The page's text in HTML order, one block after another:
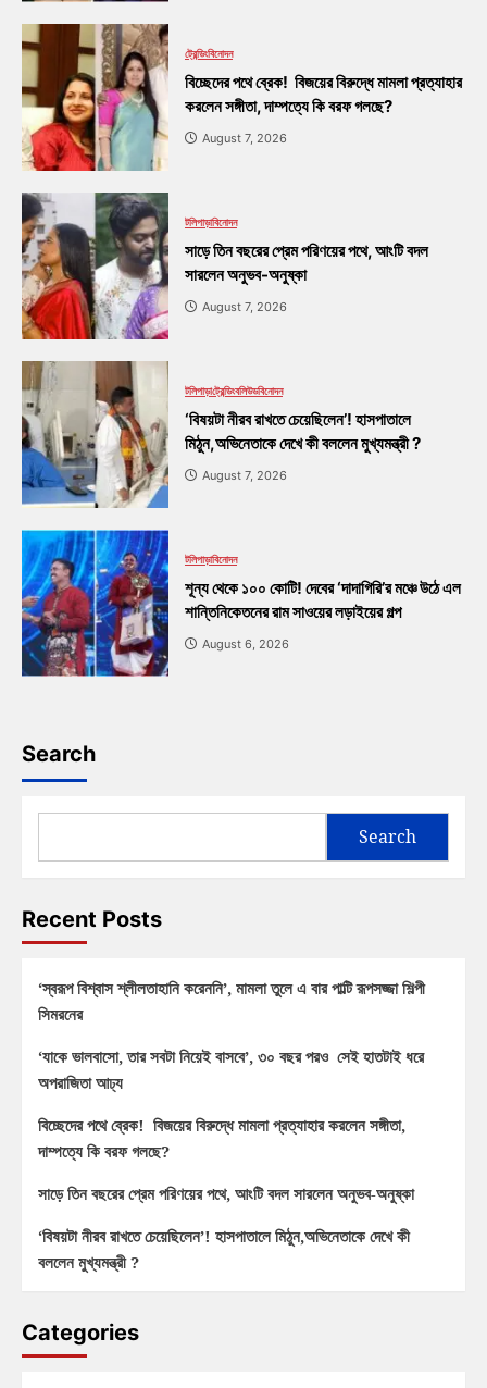
ট্রেন্ডিংবিনোদন
বিচ্ছেদের পথে ব্রেক! বিজয়ের বিরুদ্ধে মামলা প্রত্যাহার
করলেন সঙ্গীতা, দাম্পত্যে কি বরফ গলছে?
August 7, 2026
টলিপাড়াবিনোদন
সাড়ে তিন বছরের প্রেম পরিণয়ের পথে, আংটি বদল
সারলেন অনুভব-অনুষ্কা
August 7, 2026
টলিপাড়াট্রেন্ডিংবলিউডবিনোদন
‘বিষয়টা নীরব রাখতে চেয়েছিলেন’! হাসপাতালে
মিঠুন,অভিনেতাকে দেখে কী বললেন মুখ্যমন্ত্রী ?
August 7, 2026
টলিপাড়াবিনোদন
শূন্য থেকে ১০০ কোটি! দেবের ‘দাদাগিরি’র মঞ্চে উঠে এল
শান্তিনিকেতনের রাম সাওয়ের লড়াইয়ের গল্প
August 6, 2026
Search
Search
Recent Posts
‘স্বরূপ বিশ্বাস শ্লীলতাহানি করেননি’, মামলা তুলে এ বার পাল্টি রূপসজ্জা শিল্পী
সিমরনের
‘যাকে ভালবাসো, তার সবটা নিয়েই বাসবে’, ৩০ বছর পরও সেই হাতটাই ধরে
অপরাজিতা আঢ্য
বিচ্ছেদের পথে ব্রেক! বিজয়ের বিরুদ্ধে মামলা প্রত্যাহার করলেন সঙ্গীতা,
দাম্পত্যে কি বরফ গলছে?
সাড়ে তিন বছরের প্রেম পরিণয়ের পথে, আংটি বদল সারলেন অনুভব-অনুষ্কা
‘বিষয়টা নীরব রাখতে চেয়েছিলেন’! হাসপাতালে মিঠুন,অভিনেতাকে দেখে কী
বললেন মুখ্যমন্ত্রী ?
Categories